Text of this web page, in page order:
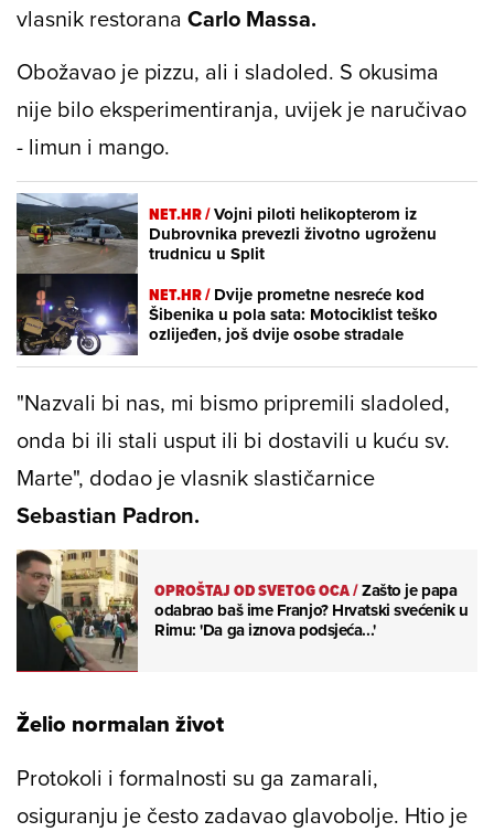
vlasnik restorana Carlo Massa.
Obožavao je pizzu, ali i sladoled. S okusima
nije bilo eksperimentiranja, uvijek je naručivao
- limun i mango.
NET.HR /Vojni piloti helikopterom iz
Dubrovnika prevezli životno ugroženu
trudnicu u Split
NET.HR /Dvije prometne nesreće kod
Šibenika u pola sata: Motociklist teško
ozlijeđen, još dvije osobe stradale
"Nazvali bi nas, mi bismo pripremili sladoled,
onda bi ili stali usput ili bi dostavili u kuću sv.
Marte", dodao je vlasnik slastičarnice
Sebastian Padron.
OPROŠTAJ OD SVETOG OCA/Zašto je papa
odabrao baš ime Franjo? Hrvatski svećenik u
Rimu: 'Da ga iznova podsjeća...'
Želio normalan život
Protokoli i formalnosti su ga zamarali,
osiguranju je često zadavao glavobolje. Htio je